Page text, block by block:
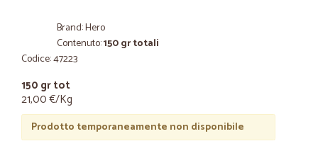
Brand: Hero
Contenuto:150 gr totali
Codice: 47223
150 gr tot
21,00 €/Kg
Prodotto temporaneamente non disponibile